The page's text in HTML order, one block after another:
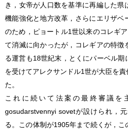
き，女帝が人口数を基準に再編した
機能強化と地方改革，さらにエリザベ
のため，ピョートル1世以来のコレギ
て消滅に向かったが，コレギアの特徴
る運営も18世紀末，とくにパーベル
を受けてアレクサンドル1世が大臣を
た。
これに続いて法案の最終審議を
gosudarstvennyi sovetが設けられ，
る。この体制が1905年まで続くが，こ